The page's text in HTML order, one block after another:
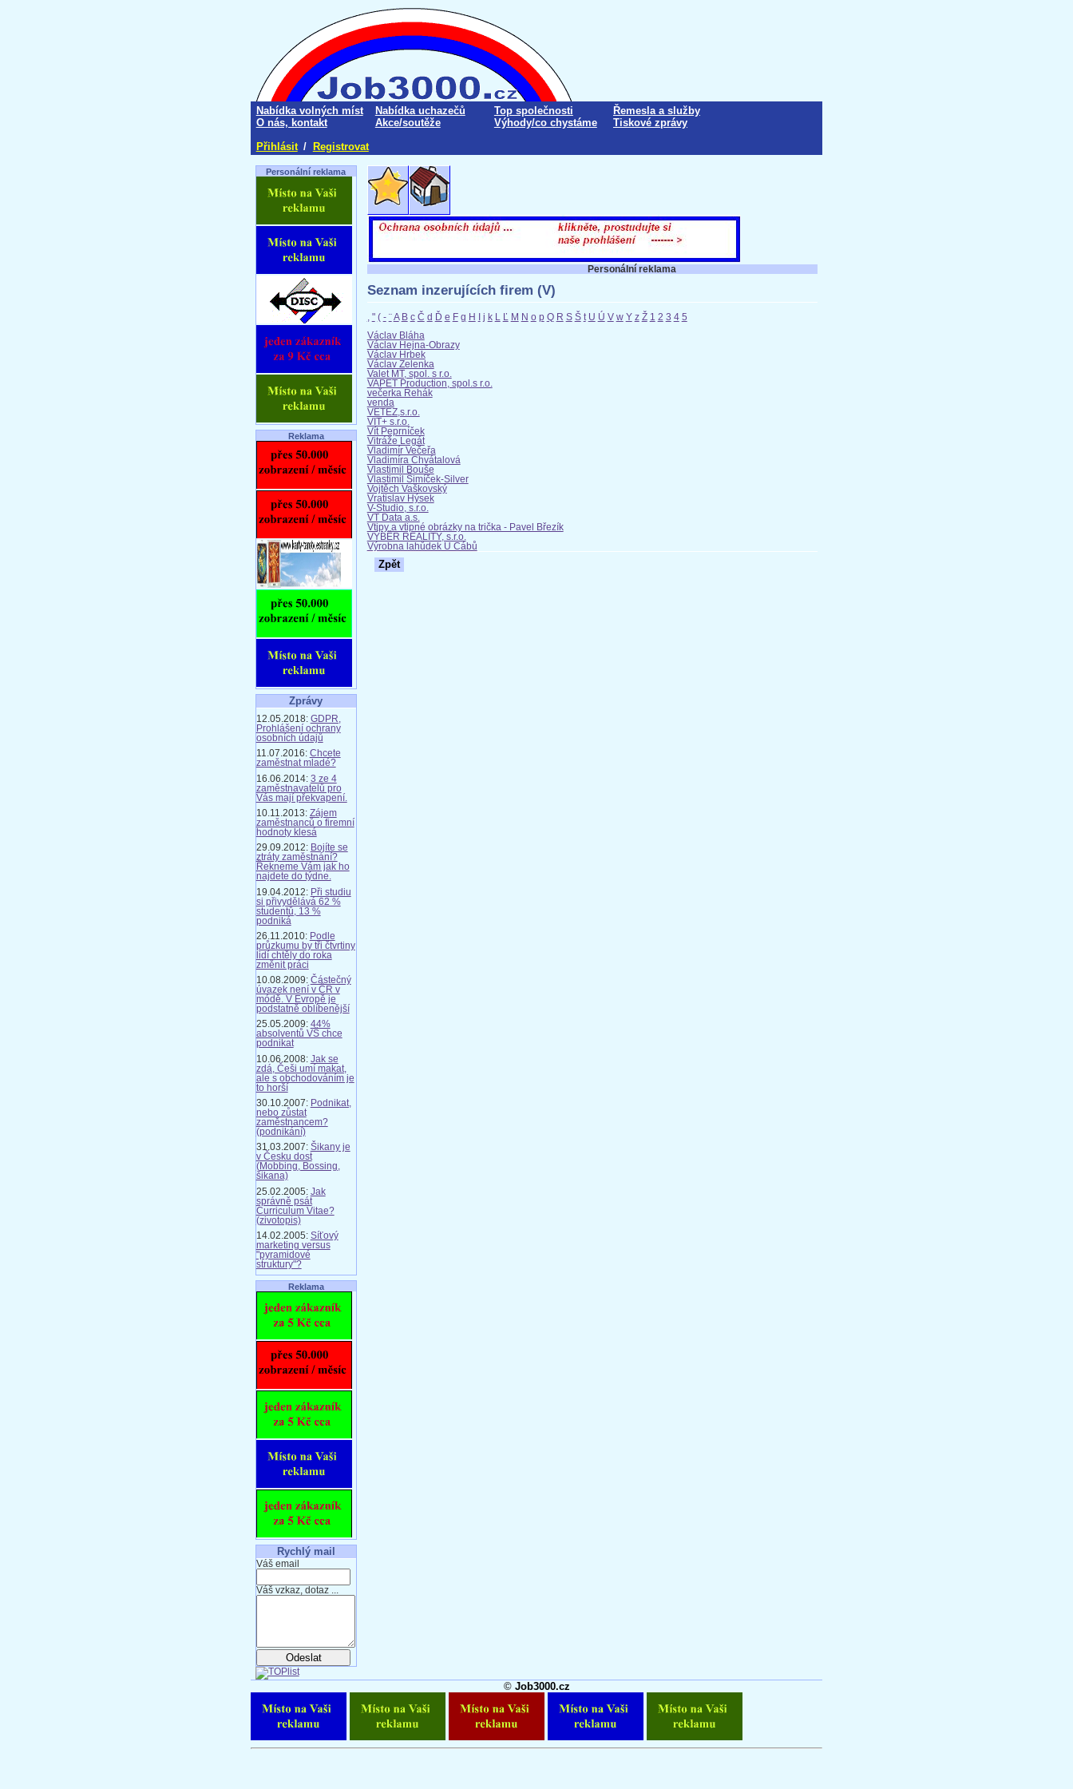
Nabídka volných míst Nabídka uchazečů Top společnosti
Řemesla a služby
O nás, kontakt
Akce/soutěže Výhody/co chystáme
Tiskové zprávy
Přihlásit / Registrovat
Personální reklama
Reklama
Zprávy
12.05.2018: GDPR,
Prohlášení ochrany
osobních údajů
11.07.2016: Chcete
zaměstnat mladé?
16.06.2014: 3 ze 4
zaměstnavatelů pro
Vás mají překvapení.
10.11.2013: Zájem
zaměstnanců o firemní
hodnoty klesá
29.09.2012: Bojíte se
ztráty zaměstnání?
Řekneme Vám jak ho
najdete do týdne.
19.04.2012: Při studiu
si přivydělává 62 %
studentů, 13 %
podniká
26.11.2010: Podle
průzkumu by tři čtvrtiny
lidí chtěly do roka
změnit práci
10.08.2009: Částečný
úvazek není v ČR v
módě. V Evropě je
podstatně oblíbenější
25.05.2009: 44%
absolventů VŠ chce
podnikat
10.06.2008: Jak se
zdá, Češi umí makat,
ale s obchodováním je
to horší
30.10.2007: Podnikat,
nebo zůstat
zaměstnancem?
(podnikání)
31.03.2007: Šikany je
v Česku dost
(Mobbing, Bossing,
šikana)
25.02.2005: Jak
správně psát
Curriculum Vitae?
(zivotopis)
14.02.2005: Síťový
marketing versus
"pyramidové
struktury"?
Reklama
Rychlý mail
Váš email
Váš vzkaz, dotaz ...
Personální reklama
Seznam inzerujících firem (V)
" ( - ¨A B c Č d Ď e F g H j k Ľ M N o p Q R S Š t U Ú V w Y z Ž 1 2 3 4 5
Václav Bláha
Václav Hejna-Obrazy
Václav Hrbek
Václav Zelenka
Valet MT, spol. s r.o.
VAPET Production, spol.s r.o.
večerka Řehák
venda
VETEZ,s.r.o.
VIT+ s.r.o.
Vít Peprníček
Vitráže Legát
Vladimír Večeřa
Vladimíra Chvátalová
Vlastimil Bouše
Vlastimil Šimíček-Silver
Vojtěch Vaškovský
Vratislav Hýsek
V-Studio, s.r.o.
VT Data a.s.
Vtipy a vtipné obrázky na trička - Pavel Březík
VÝBĚR REALITY, s.r.o.
Výrobna lahůdek U Cábů
Zpět
© Job3000.cz